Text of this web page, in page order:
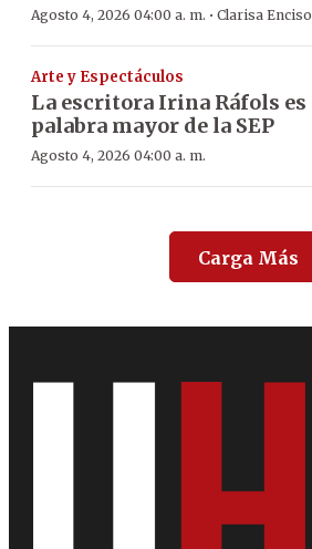
Agosto 4, 2026 04:00 a. m. · Clarisa Enciso
Arte y Espectáculos
La escritora Irina Ráfols es
palabra mayor de la SEP
Agosto 4, 2026 04:00 a. m.
Carga Más